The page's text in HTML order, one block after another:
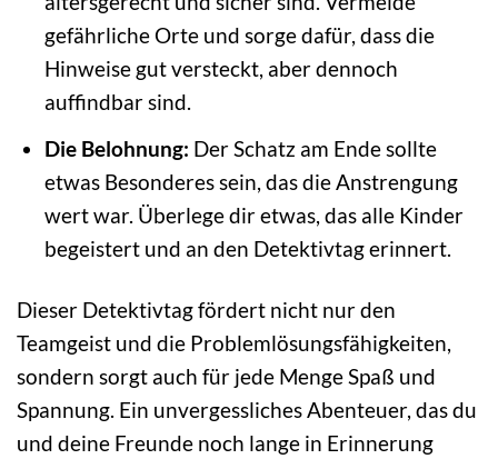
gefährliche Orte und sorge dafür, dass die
Hinweise gut versteckt, aber dennoch
auffindbar sind.
Die Belohnung: Der Schatz am Ende sollte
etwas Besonderes sein, das die Anstrengung
wert war. Überlege dir etwas, das alle Kinder
begeistert und an den Detektivtag erinnert.
Dieser Detektivtag fördert nicht nur den
Teamgeist und die Problemlösungsfähigkeiten,
sondern sorgt auch für jede Menge Spaß und
Spannung. Ein unvergessliches Abenteuer, das du
und deine Freunde noch lange in Erinnerung